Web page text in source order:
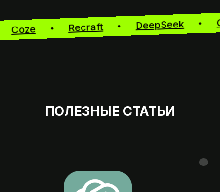
Coze Recraft DeepSeek
ПОЛЕЗНЫЕ СТАТЬИ
07:00 —